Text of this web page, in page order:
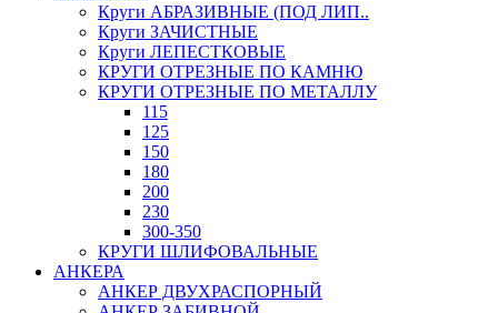
Круги АБРАЗИВНЫЕ (ПОД ЛИП..
Круги ЗАЧИСТНЫЕ
Круги ЛЕПЕСТКОВЫЕ
КРУГИ ОТРЕЗНЫЕ ПО КАМНЮ
КРУГИ ОТРЕЗНЫЕ ПО МЕТАЛЛУ
115
125
150
180
200
230
300-350
КРУГИ ШЛИФОВАЛЬНЫЕ
АНКЕРА
АНКЕР ДВУХРАСПОРНЫЙ